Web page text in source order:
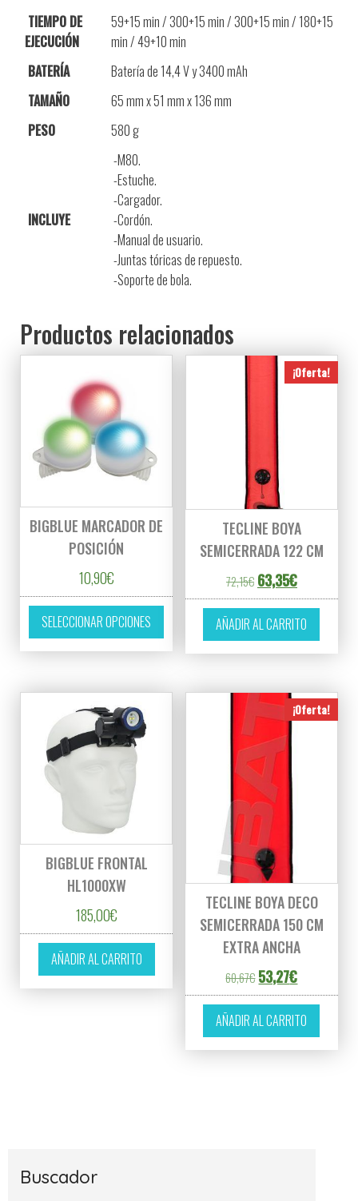
TIEMPO DE
EJECUCIÓN
59+15 min / 300+15 min / 300+15 min / 180+15
min / 49+10 min
BATERÍA
Batería de 14,4 V y 3400 mAh
TAMAÑO
65 mm x 51 mm x 136 mm
PESO
580 g
INCLUYE
-M80.
-Estuche.
-Cargador.
-Cordón.
-Manual de usuario.
-Juntas tóricas de repuesto.
-Soporte de bola.
Productos relacionados
BIGBLUE MARCADOR DE
POSICIÓN
10,90€
SELECCIONAR OPCIONES
Este producto tiene múltiples variantes.
¡Oferta!
TECLINE BOYA
SEMICERRADA 122 CM
72,15€ El precio original
63,35€El precio
AÑADIR AL CARRITO
BIGBLUE FRONTAL
HL1000XW
185,00€
AÑADIR AL CARRITO
¡Oferta!
TECLINE BOYA DECO
SEMICERRADA 150 CM
EXTRA ANCHA
60,67€ El precio original
53,27€El precio
AÑADIR AL CARRITO
Buscador